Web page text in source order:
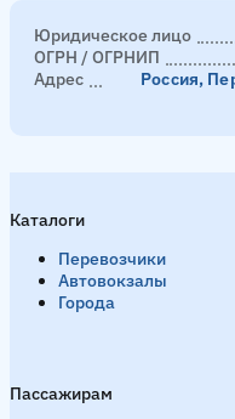
Юридическое лицо
ОГРН / ОГРНИП
Адрес
Россия,
Каталоги
Перевозчики
Автовокзалы
Города
Пассажирам